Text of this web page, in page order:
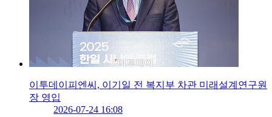
이투데이피엔씨, 이기일 전 복지부 차관 미래설계연구원
장 영입
2026-07-24 16:08